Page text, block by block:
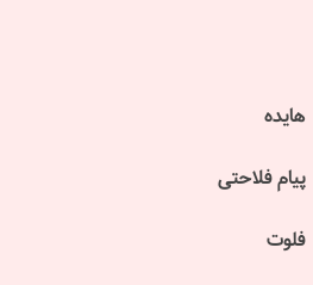
هایده
پیام فلاحتی
فلوت